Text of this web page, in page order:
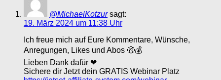
@MichaelKotzur sagt:
19. März 2024 um 11:38 Uhr
Ich freue mich auf Eure Kommentare, Wünsche,
Anregungen, Likes und Abos 🤑💰
Lieben Dank dafür ❤
Sichere dir Jetzt dein GRATIS Webinar Platz